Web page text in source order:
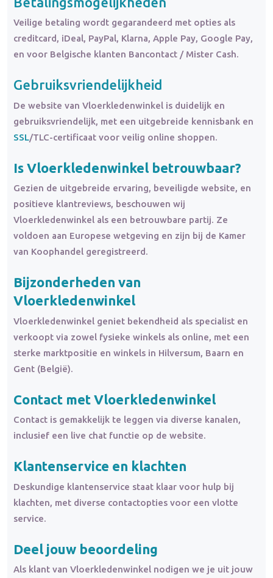
Veilige betaling wordt gegarandeerd met opties als
creditcard, iDeal, PayPal, Klarna, Apple Pay, Google Pay,
en voor Belgische klanten Bancontact / Mister Cash.
Gebruiksvriendelijkheid
De website van Vloerkledenwinkel is duidelijk en
gebruiksvriendelijk, met een uitgebreide kennisbank en
SSL/TLC-certificaat voor veilig online shoppen.
Is Vloerkledenwinkel betrouwbaar?
Gezien de uitgebreide ervaring, beveiligde website, en
positieve klantreviews, beschouwen wij
Vloerkledenwinkel als een betrouwbare partij. Ze
voldoen aan Europese wetgeving en zijn bij de Kamer
van Koophandel geregistreerd.
Bijzonderheden van
Vloerkledenwinkel
Vloerkledenwinkel geniet bekendheid als specialist en
verkoopt via zowel fysieke winkels als online, met een
sterke marktpositie en winkels in Hilversum, Baarn en
Gent (België).
Contact met Vloerkledenwinkel
Contact is gemakkelijk te leggen via diverse kanalen,
inclusief een live chat functie op de website.
Klantenservice en klachten
Deskundige klantenservice staat klaar voor hulp bij
klachten, met diverse contactopties voor een vlotte
service.
Deel jouw beoordeling
Als klant van Vloerkledenwinkel nodigen we je uit jouw